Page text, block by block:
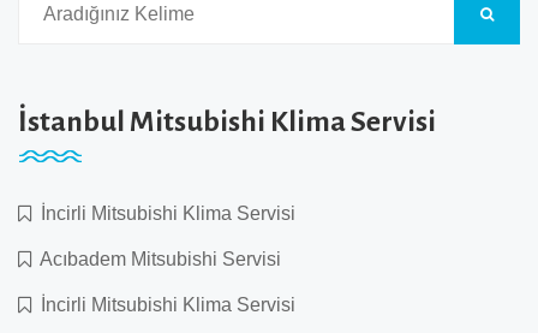
İstanbul Mitsubishi Klima Servisi
İncirli Mitsubishi Klima Servisi
Acıbadem Mitsubishi Servisi
İncirli Mitsubishi Klima Servisi